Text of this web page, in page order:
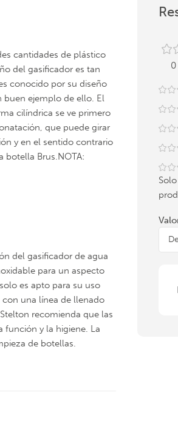
cantidades de plástico
del gasificador es tan
conocido por su diseño
buen ejemplo de ello. El
cilíndrica se ve primero
que puede girar
y en el sentido contrario
botella Brus.NOTA:
del gasificador de agua
para un aspecto
es apto para su uso
una línea de llenado
recomienda que las
función y la higiene. La
de botellas.
0